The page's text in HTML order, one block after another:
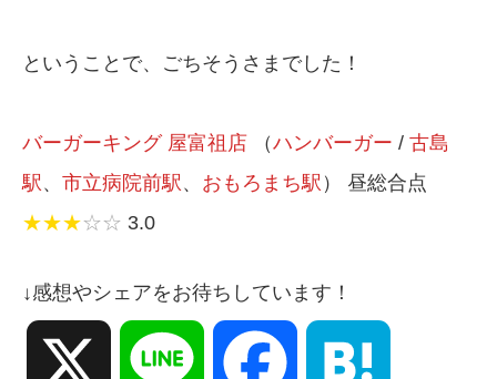
ということで、ごちそうさまでした！
バーガーキング 屋富祖店 （ハンバーガー / 古島
駅 、 市立病院前駅 、 おもろまち駅 ） 昼総合点
★★★☆☆ 3.0
↓感想やシェアをお待ちしています！
Line Facebook